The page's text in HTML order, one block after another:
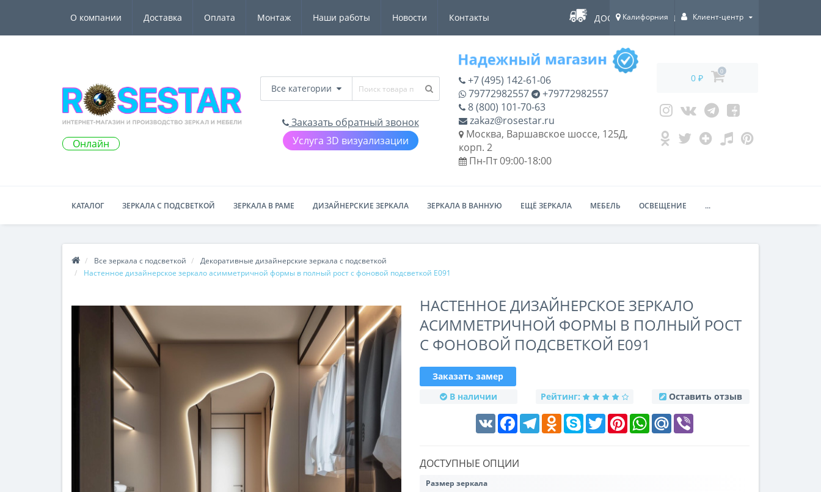
О компании Доставка Оплата Монтаж Наши работы Новости Контакты ДОСТАВКА ПО ВСЕЙ РОССИИ!
Калифорния Клиент-центр
Онлайн
Все категории
Заказать обратный звонок
Услуга 3D визуализации
+7 (495) 142-61-06
79772982557
+79772982557
8 (800) 101-70-63
zakaz@rosestar.ru
Москва, Варшавское шоссе, 125Д,
корп. 2
Пн-Пт 09:00-18:00
0 ₽
0
КАТАЛОГ ЗЕРКАЛА С ПОДСВЕТКОЙ ЗЕРКАЛА В РАМЕ ДИЗАЙНЕРСКИЕ ЗЕРКАЛА ЗЕРКАЛА В ВАННУЮ ЕЩЁ ЗЕРКАЛА МЕБЕЛЬ ОСВЕЩЕНИЕ ...
Все зеркала с подсветкой
Декоративные дизайнерские зеркала с подсветкой
Настенное дизайнерское зеркало асимметричной формы в полный рост с фоновой подсветкой E091
НАСТЕННОЕ ДИЗАЙНЕРСКОЕ ЗЕРКАЛО
АСИММЕТРИЧНОЙ ФОРМЫ В ПОЛНЫЙ РОСТ
С ФОНОВОЙ ПОДСВЕТКОЙ E091
Заказать замер
В наличии
Рейтинг: Оставить отзыв
VK FacebookTelegramOdnoklassniki
Skype Twitter PinterestWhatsAppMail.Ru
ДОСТУПНЫЕ ОПЦИИ
Размер зеркала